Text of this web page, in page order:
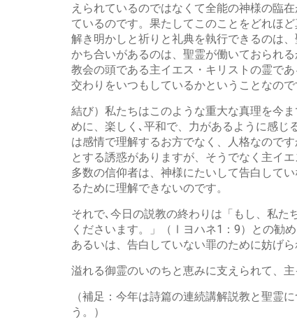
えられているのではなくて全能の神様の臨
ているのです。果たしてこのことをどれほ
解き明かしと祈りと礼典を執行できるのは
かち合いがあるのは、聖霊が働いておられ
教会の頭である主イエス・キリストの霊で
交わりをいつもしているかということなので
結び）私たちはこのような重大な真理を今
めに、楽しく､平和で、力があるように感じ
は感情で理解するお方でなく、人格なので
とする誘惑がありますが、そうでなく主イ
多数の信仰者は、神様にたいして告白して
るために理解できないのです。
それで､今日の説教の終わりは「もし、私
くださいます。」（Ⅰヨハネ1：9）との勧
あるいは、告白していない罪のために妨げ
溢れる御霊のいのちと恵みに支えられて、
（補足：今年は詩篇の連続講解説教と聖霊
う。）